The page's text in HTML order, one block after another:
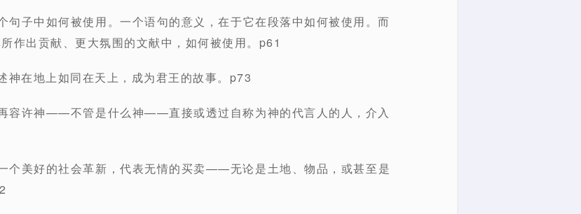
句子中如何被使用。一个语句的意义，在于它在段落中如何被使用。而
作出贡献、更大氛围的文献中，如何被使用。p61
神在地上如同在天上，成为君王的故事。p73
容许神——不管是什么神——直接或透过自称为神的代言人的人，介入
个美好的社会革新，代表无情的买卖——无论是土地、物品，或甚至是